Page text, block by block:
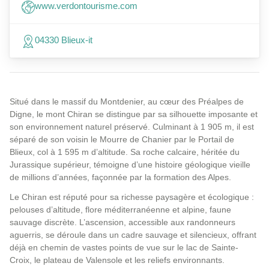
Situé dans le massif du Montdenier, au cœur des Préalpes de
Digne, le mont Chiran se distingue par sa silhouette imposante et
son environnement naturel préservé. Culminant à 1 905 m, il est
séparé de son voisin le Mourre de Chanier par le Portail de
Blieux, col à 1 595 m d’altitude. Sa roche calcaire, héritée du
Jurassique supérieur, témoigne d’une histoire géologique vieille
de millions d’années, façonnée par la formation des Alpes.
Le Chiran est réputé pour sa richesse paysagère et écologique :
pelouses d’altitude, flore méditerranéenne et alpine, faune
sauvage discrète. L’ascension, accessible aux randonneurs
aguerris, se déroule dans un cadre sauvage et silencieux, offrant
déjà en chemin de vastes points de vue sur le lac de Sainte-
Croix, le plateau de Valensole et les reliefs environnants.
www.verdontourisme.com
04330 Blieux-it